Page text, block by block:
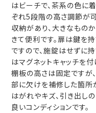
はビーチで、茶系の色に
ぞれ5段階の高さ調節が
収納があり、大きなもの
きて便利です。扉は鍵を
ですので、施錠はせずに
はマグネットキャッチを
棚板の高さは固定ですが
部に欠けを補修した箇所
はがれやキズ、引き出し
良いコンディションです。